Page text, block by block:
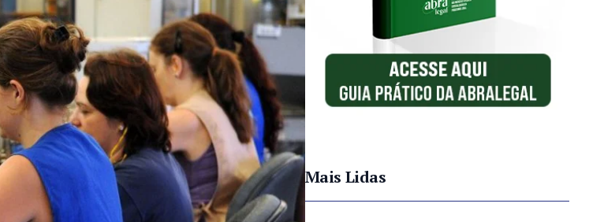
Mais Lidas